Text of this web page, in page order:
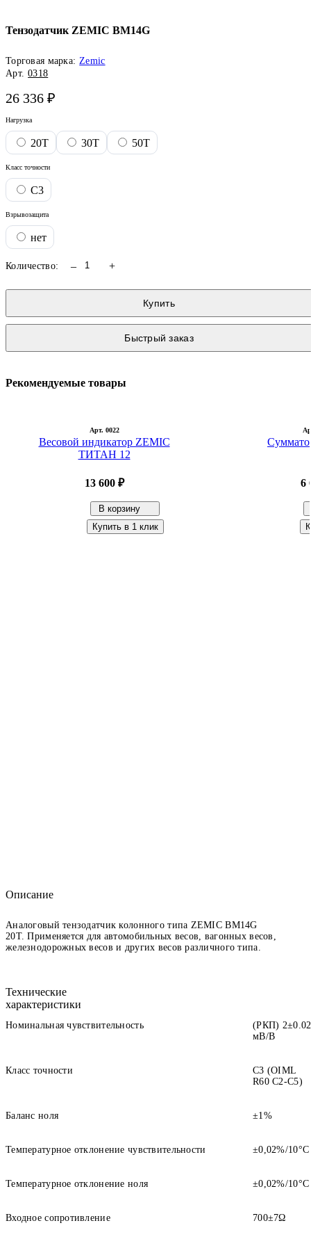
Тензодатчик ZEMIC BM14G
Торговая марка: Zemic
Арт. 0318
26 336 ₽
Нагрузка
20T 30T 50T
Класс точности
С3
Взрывозащита
нет
Количество: – +
Купить
Быстрый заказ
Рекомендуемые товары
Арт. 0022
Весовой индикатор ZEMIC
ТИТАН 12
13 600 ₽
В корзину
Купить в 1 клик
6
Описание
Аналоговый тензодатчик колонного типа ZEMIC BM14G
20T. Применяется для автомобильных весов, вагонных весов,
железнодорожных весов и других весов различного типа.
Технические
характеристики
Номинальная чувствительность
(РКП) 2±0.02
мВ/В
Класс точности
С3 (OIML
R60 C2-C5)
Баланс ноля ±1%
Температурное отклонение чувствительности ±0,02%/10°С
Температурное отклонение ноля ±0,02%/10°С
Входное сопротивление 700±7Ω